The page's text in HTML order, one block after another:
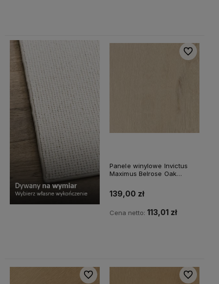
Panele winylowe Invictus
Maximus Belrose Oak
139,00 zł
Cena netto: 113,01 zł
Do
Do ulubionych Do